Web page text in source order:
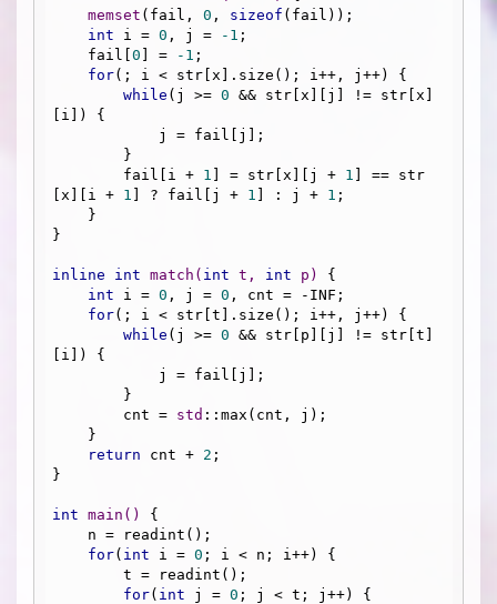
memset (fail, 0 , sizeof (fail));
int i = 0 , j = -1 ;
    fail[
0 ] = -1 ;
for(; i < str[x].size(); i++, j++) {
while (j >= 0 && str[x][j] != str[x]
[i]) {
        fail[i +
1 ] = str[x][j + 1 ] == str
[x][i + 1 ] ? fail[j + 1 ] : j + 1 ;
}
inline int match ( int t, int p)
{
int i = 0 , j = 0 , cnt = -INF;
for(; i < str[t].size(); i++, j++) {
while (j >= 0 && str[p][j] != str[t]
[i]) {
        cnt =
std ::max(cnt, j);
return cnt + 2 ;
}
int main ()
{
for( int i = 0 ; i < n; i++) {
for( int j = 0 ; j < t; j++) {